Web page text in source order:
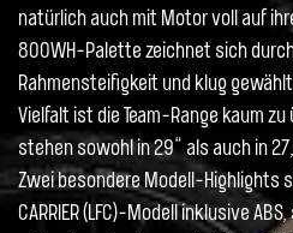
natürlich auch mit Motor voll auf
800WH-Palette zeichnet sich
Rahmensteifigkeit und klug
Vielfalt ist die Team-Range kaum
stehen sowohl in 29“ als auch in
Zwei besondere Modell-Highlights
CARRIER (LFC)-Modell inklusive